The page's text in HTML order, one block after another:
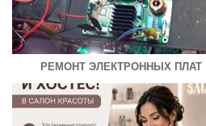
РЕМОНТ ЭЛЕКТРОННЫХ ПЛАТ